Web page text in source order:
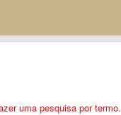
uma pesquisa por termo.